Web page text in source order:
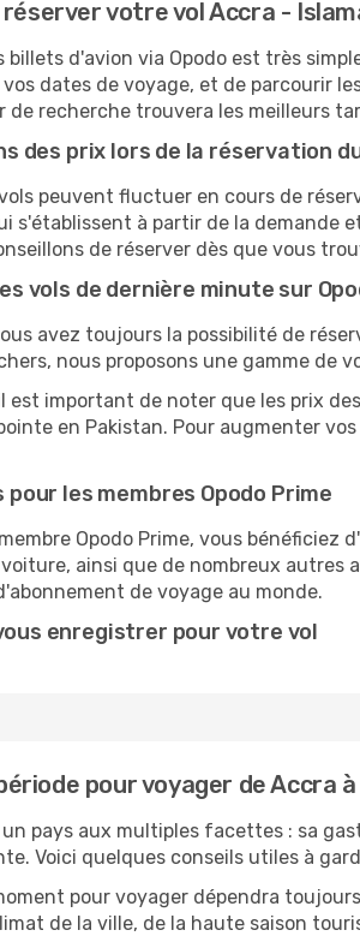
votre vol Accra -
billets d'avion via Opodo est très
dates de voyage, et de parcourir
de recherche trouvera les meilleurs
des prix lors de la réservation
peuvent fluctuer en cours de
s'établissent à partir de la demande
de réserver dès que vous
vols de dernière minute sur
avez toujours la possibilité de
nous proposons une gamme de
est important de noter que les prix
en Pakistan. Pour augmenter
pour les membres Opodo Prime
Opodo Prime, vous bénéficiez
ainsi que de nombreux autres
de voyage au monde.
enregistrer pour votre vol
pour voyager de Accra
pays aux multiples facettes : sa
Voici quelques conseils utiles à
pour voyager dépendra
de la ville, de la haute saison